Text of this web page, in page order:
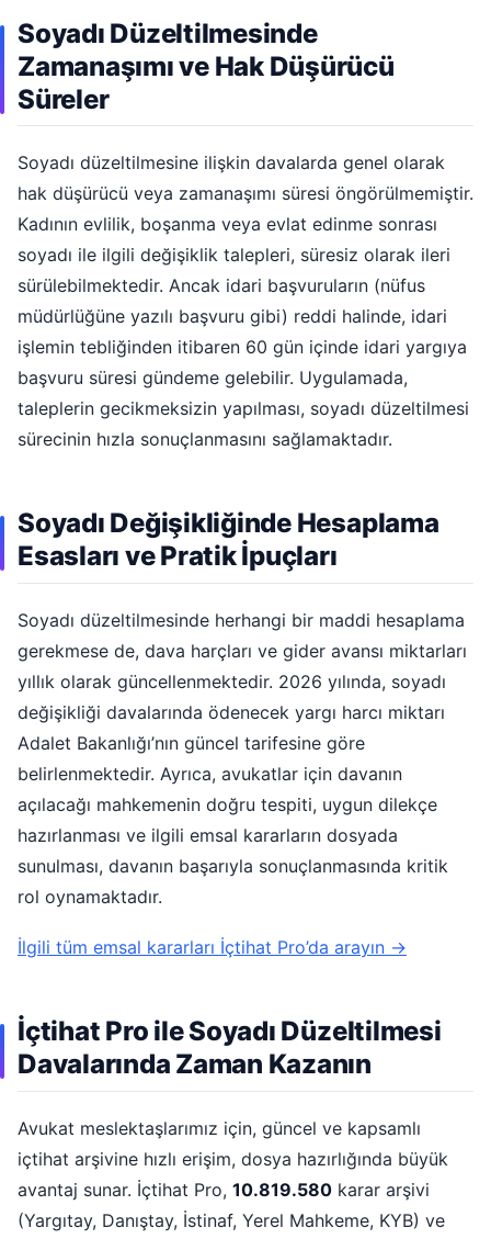
Soyadı Düzeltilmesinde
Zamanaşımı ve Hak Düşürücü
Süreler
Soyadı düzeltilmesine ilişkin davalarda genel olarak
hak düşürücü veya zamanaşımı süresi öngörülmemiştir.
Kadının evlilik, boşanma veya evlat edinme sonrası
soyadı ile ilgili değişiklik talepleri, süresiz olarak ileri
sürülebilmektedir. Ancak idari başvuruların (nüfus
müdürlüğüne yazılı başvuru gibi) reddi halinde, idari
işlemin tebliğinden itibaren 60 gün içinde idari yargıya
başvuru süresi gündeme gelebilir. Uygulamada,
taleplerin gecikmeksizin yapılması, soyadı düzeltilmesi
sürecinin hızla sonuçlanmasını sağlamaktadır.
Soyadı Değişikliğinde Hesaplama
Esasları ve Pratik İpuçları
Soyadı düzeltilmesinde herhangi bir maddi hesaplama
gerekmese de, dava harçları ve gider avansı miktarları
yıllık olarak güncellenmektedir. 2026 yılında, soyadı
değişikliği davalarında ödenecek yargı harcı miktarı
Adalet Bakanlığı’nın güncel tarifesine göre
belirlenmektedir. Ayrıca, avukatlar için davanın
açılacağı mahkemenin doğru tespiti, uygun dilekçe
hazırlanması ve ilgili emsal kararların dosyada
sunulması, davanın başarıyla sonuçlanmasında kritik
rol oynamaktadır.
İlgili tüm emsal kararları İçtihat Pro’da arayın →
İçtihat Pro ile Soyadı Düzeltilmesi
Davalarında Zaman Kazanın
Avukat meslektaşlarımız için, güncel ve kapsamlı
içtihat arşivine hızlı erişim, dosya hazırlığında büyük
avantaj sunar. İçtihat Pro, 10.819.580 karar arşivi
(Yargıtay, Danıştay, İstinaf, Yerel Mahkeme, KYB) ve